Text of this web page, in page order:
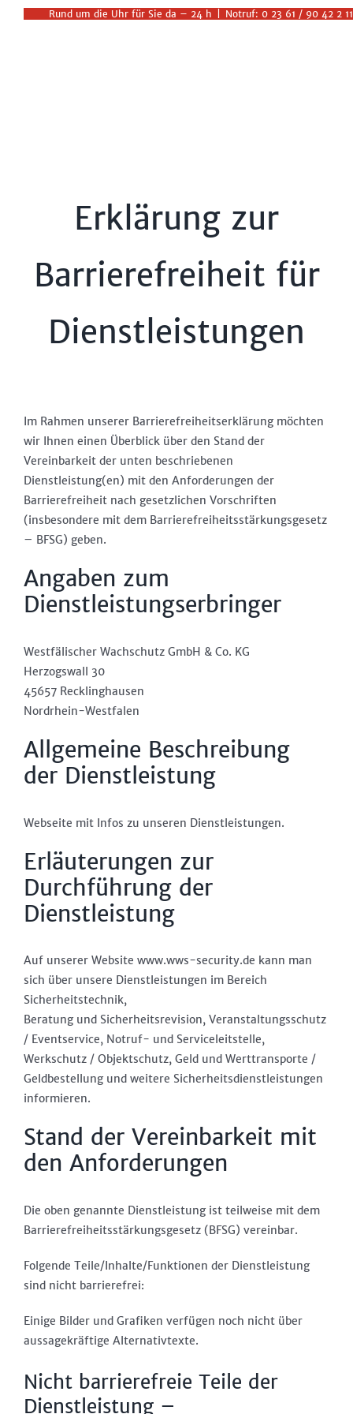
Rund um die Uhr für Sie da – 24 h Notruf: 0 23 61 / 90 42 2 11
Erklärung zur
Barrierefreiheit für
Dienstleistungen
Im Rahmen unserer Barrierefreiheitserklärung möchten
wir Ihnen einen Überblick über den Stand der
Vereinbarkeit der unten beschriebenen
Dienstleistung(en) mit den Anforderungen der
Barrierefreiheit nach gesetzlichen Vorschriften
(insbesondere mit dem Barrierefreiheitsstärkungsgesetz
– BFSG) geben.
Angaben zum
Dienstleistungserbringer
Westfälischer Wachschutz GmbH & Co. KG
Herzogswall 30
45657 Recklinghausen
Nordrhein-Westfalen
Allgemeine Beschreibung
der Dienstleistung
Webseite mit Infos zu unseren Dienstleistungen.
Erläuterungen zur
Durchführung der
Dienstleistung
Auf unserer Website www.wws-security.de kann man
sich über unsere Dienstleistungen im Bereich
Sicherheitstechnik,
Beratung und Sicherheitsrevision, Veranstaltungsschutz
/ Eventservice, Notruf- und Serviceleitstelle,
Werkschutz / Objektschutz, Geld und Werttransporte /
Geldbestellung und weitere Sicherheitsdienstleistungen
informieren.
Stand der Vereinbarkeit mit
den Anforderungen
Die oben genannte Dienstleistung ist teilweise mit dem
Barrierefreiheitsstärkungsgesetz (BFSG) vereinbar.
Folgende Teile/Inhalte/Funktionen der Dienstleistung
sind nicht barrierefrei:
Einige Bilder und Grafiken verfügen noch nicht über
aussagekräftige Alternativtexte.
Nicht barrierefreie Teile der
Dienstleistung –